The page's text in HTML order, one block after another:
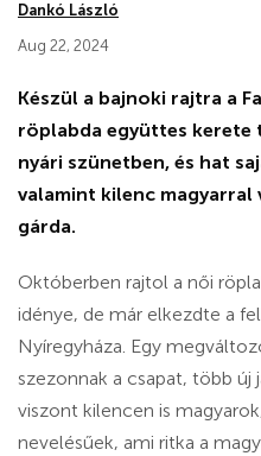
Dankó László
Aug 22, 2024
Készül a bajnoki rajtra a
röplabda együttes
nyári szünetben, és hat
valamint kilenc magyarral
gárda.
Októberben rajtol a női
idénye, de már elkezdte a
Nyíregyháza. Egy
szezonnak a csapat, több új
viszont kilencen is
nevelésűek, ami ritka a